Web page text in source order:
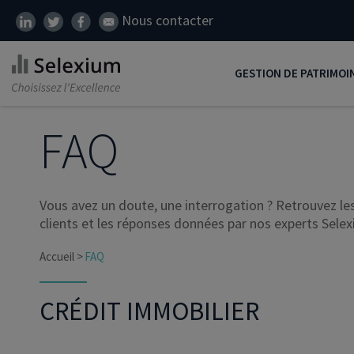
Nous contacter
GESTION DE
Transmission de
Comment placer son
FAQ
Vous avez un doute, une interrogation ? Retrouvez
clients et les réponses données par nos experts
Accueil FAQ
CRÉDIT IMMOBILIER